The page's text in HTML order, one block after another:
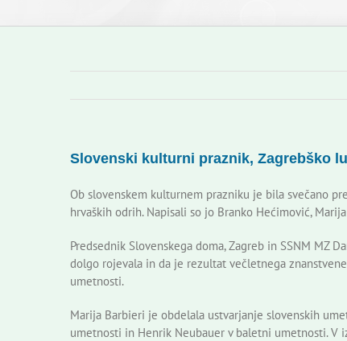
Slovenski kulturni praznik, Zagrebško
Ob slovenskem kulturnem prazniku je bila svečano
hrvaških odrih. Napisali so jo Branko Hećimović,
Predsednik Slovenskega doma, Zagreb in SSNM MZ
dolgo rojevala in da je rezultat večletnega
umetnosti.
Marija Barbieri je obdelala ustvarjanje slovenskih
umetnosti in Henrik Neubauer v baletni umetnosti.